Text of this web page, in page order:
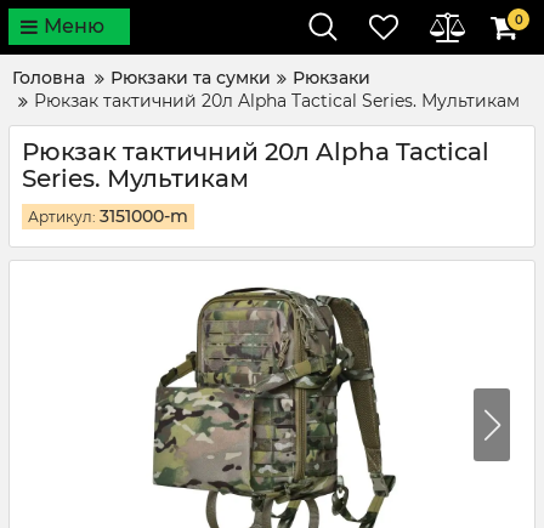
Меню 0
Головна Рюкзаки та сумки
Рюкзаки
Рюкзак тактичний 20л Alpha Tactical Series. Мультикам
Рюкзак тактичний 20л Alpha Tactical
Series. Мультикам
Артикул: 3151000-m